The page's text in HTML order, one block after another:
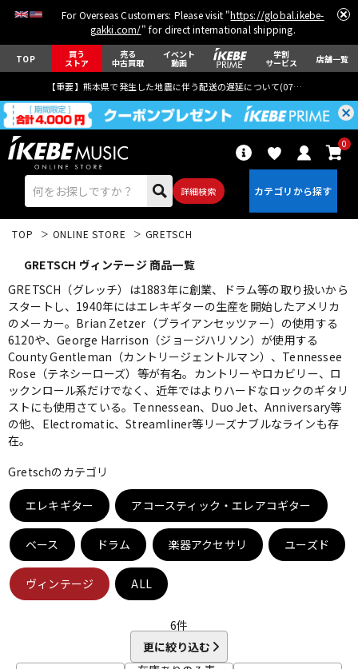
For Overseas Customers: Please visit "https://global.ikebe-
gakki.com/" for direct international shipping.
TOP 買う
ストア
売る
中古買取
イベント
動画
学割
サービス 店舗一覧
【重要】熊本県で発生した地震に伴う配送の遅延について(07月29日
詳細検索
0
エレキギター アコギ/エレアコ
ベース ウクレレ
キーボード
管楽器 その他楽器
TOP ONLINE STORE GRETSCH
GRETSCH ヴィンテージ 商品一覧
GRETSCH（グレッチ）は1883年に創業、ドラム等の取り扱いから
スタートし、1940年にはエレキギターの生産を開始したアメリカ
のメーカー。Brian Zetzer（ブライアンセッツァー）の使用する
6120や、George Harrison（ジョージハリソン）が使用する
County Gentleman（カントリージェントルマン）、Tennessee
Rose（テネシーローズ）等が有名。カントリーやロカビリー、ロ
ックンロール系だけでなく、近年ではよりハードなロックのギタリ
ストにも使用さている。Tennessean、Duo Jet、Anniversary等
の他、Electromatic、Streamliner等リーズナブルなラインも存
在。
Gretschのカテゴリ
エレキギター アコースティック・エレアコギター
ベース ドラム 楽器アクセサリ ユーズド
ヴィンテージ ALL
6件
更に絞り込む